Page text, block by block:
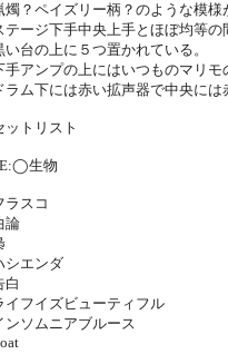
燭？ペイズリー柄？のような模
テージ下手中央上手とほぼ均等の
い台の上に５つ置かれている。
手アンプの上にはいつものマリモ
ラム下には赤い拡声器で中央には
ットリスト
生物
ラスコ
論
シエンダ
白
イフイズビューティフル
ンソムニアブルース